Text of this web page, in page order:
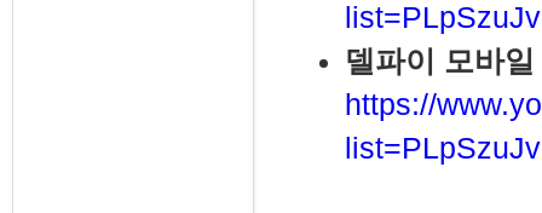
델파이 모바
https://